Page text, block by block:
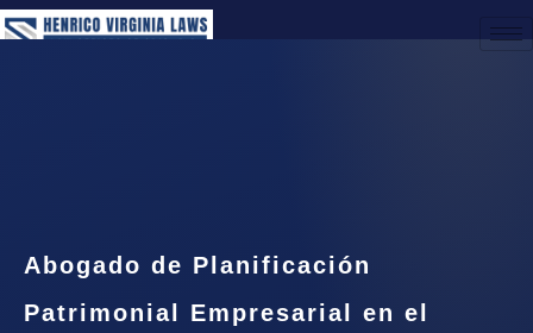
Abogado de Planificación
Patrimonial Empresarial en el